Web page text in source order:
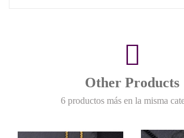
Other Products
6 productos más en la misma